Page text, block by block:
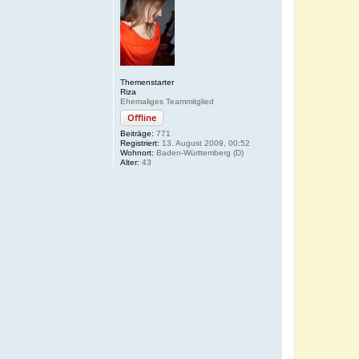
Themenstarter
Riza
Ehemaliges Teammitglied
Offline
Beiträge: 771
Registriert: 13. August 2009, 00:52
Wohnort: Baden-Württemberg (D)
Alter: 43